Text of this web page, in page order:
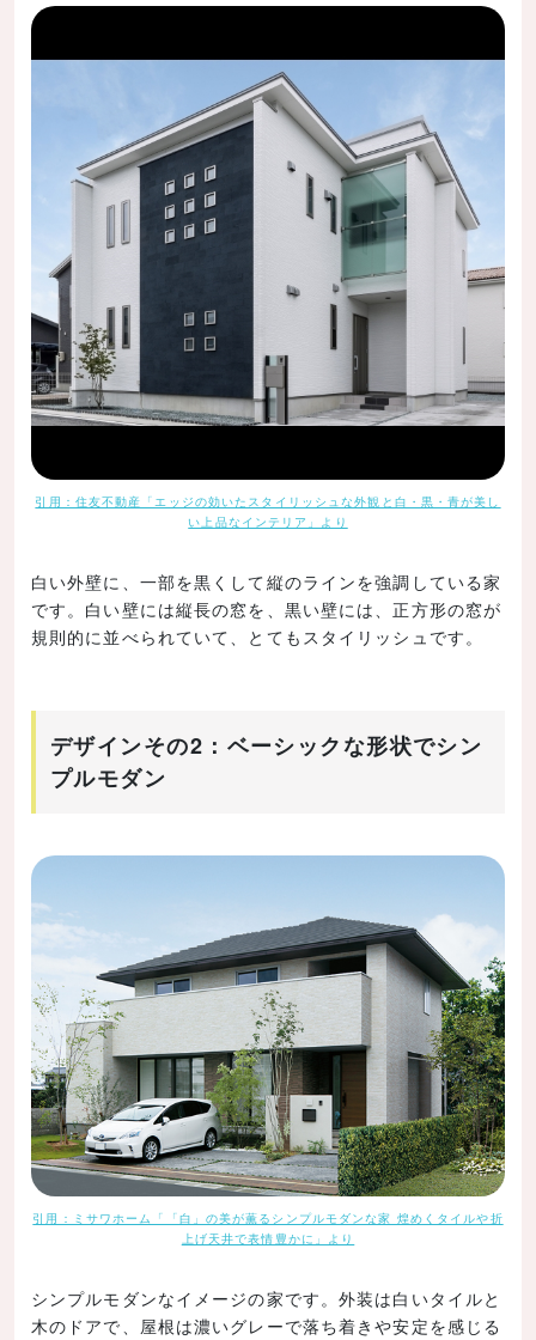
引用：住友不動産「エッジの効いたスタイリッシュな外観と白・黒・青が美し
い上品なインテリア」より
白い外壁に、一部を黒くして縦のラインを強調している家
です。白い壁には縦長の窓を、黒い壁には、正方形の窓が
規則的に並べられていて、とてもスタイリッシュです。
デザインその2：ベーシックな形状でシン
プルモダン
引用：ミサワホーム「「白」の美が薫るシンプルモダンな家 煌めくタイルや折
上げ天井で表情豊かに」より
シンプルモダンなイメージの家です。外装は白いタイルと
木のドアで、屋根は濃いグレーで落ち着きや安定を感じる